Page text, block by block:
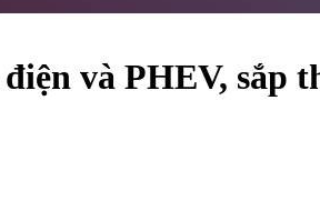
và PHEV, sắp